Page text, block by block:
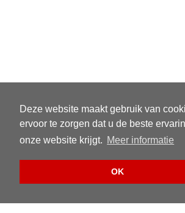
Deze website maakt gebruik van
ervoor te zorgen dat u de beste
onze website krijgt. Meer informatie
OK